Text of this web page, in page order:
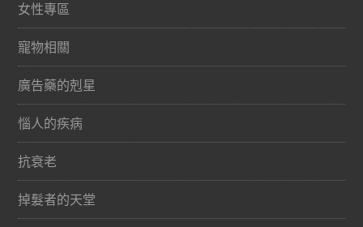
女性專區
寵物相關
廣告藥的剋星
惱人的疾病
抗衰老
掉髮者的天堂